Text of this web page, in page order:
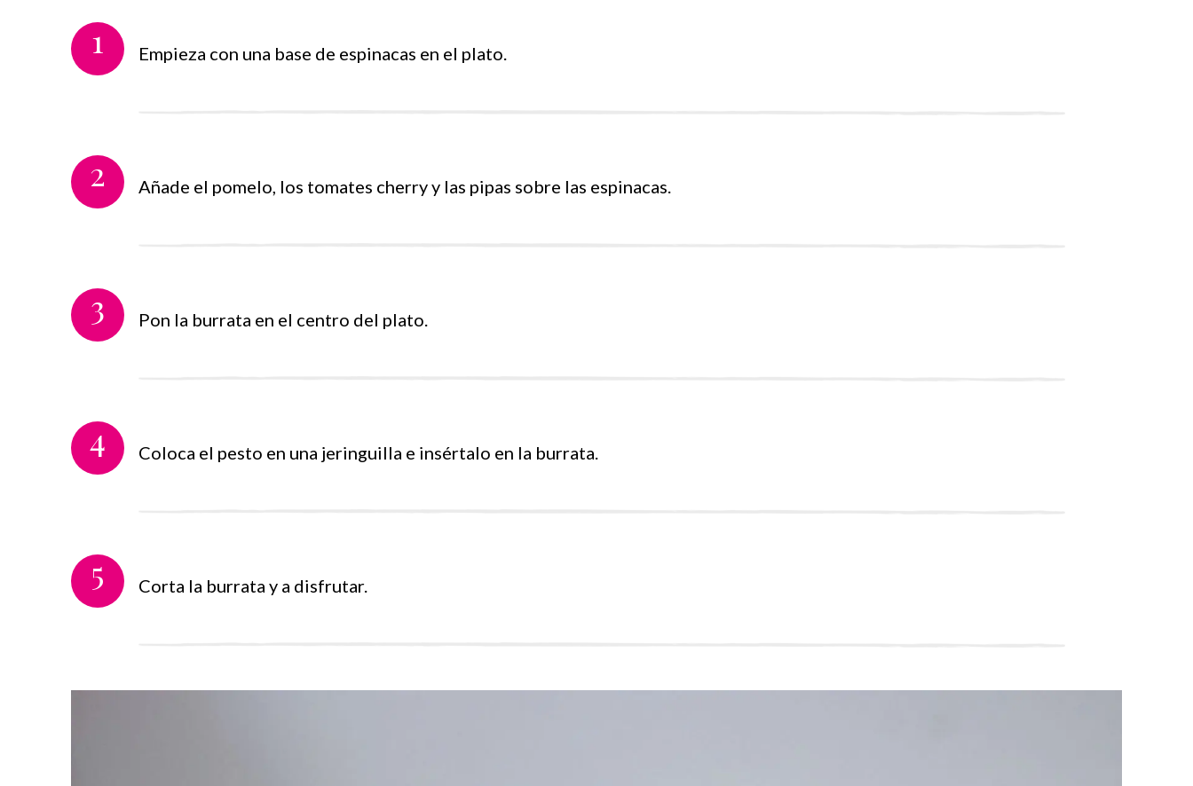
1 Empieza con una base de espinacas en el plato.
2 Añade el pomelo, los tomates cherry y las pipas sobre las espinacas.
3 Pon la burrata en el centro del plato.
4 Coloca el pesto en una jeringuilla e insértalo en la burrata.
5 Corta la burrata y a disfrutar.